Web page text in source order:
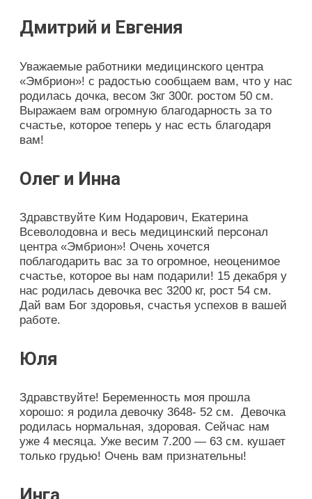
Дмитрий и Евгения
Уважаемые работники медицинского центра
«Эмбрион»! с радостью сообщаем вам, что у нас
родилась дочка, весом 3кг 300г. ростом 50 см.
Выражаем вам огромную благодарность за то
счастье, которое теперь у нас есть благодаря
вам!
Олег и Инна
Здравствуйте Ким Нодарович, Екатерина
Всеволодовна и весь медицинский персонал
центра «Эмбрион»! Очень хочется
поблагодарить вас за то огромное, неоценимое
счастье, которое вы нам подарили! 15 декабря у
нас родилась девочка вес 3200 кг, рост 54 см.
Дай вам Бог здоровья, счастья успехов в вашей
работе.
Юля
Здравствуйте! Беременность моя прошла
хорошо: я родила девочку 3648- 52 см. Девочка
родилась нормальная, здоровая. Сейчас нам
уже 4 месяца. Уже весим 7.200 — 63 см. кушает
только грудью! Очень вам признательны!
Инга